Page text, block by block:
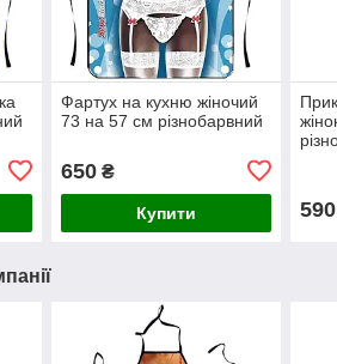
Фартух на кухню жіночий
73 на 57 см різнобарвний
650₴
Купити 590